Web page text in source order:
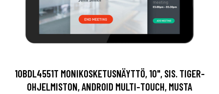
10BDL4551T MONIKOSKETUSNÄYTTÖ, 10", SIS. TIGER-
OHJELMISTON, ANDROID MULTI-TOUCH, MUSTA